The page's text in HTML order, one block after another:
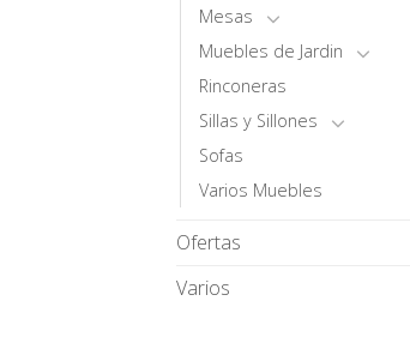
Mesas
Muebles de Jardin
Rinconeras
Sillas y Sillones
Sofas
Varios Muebles
Ofertas
Varios